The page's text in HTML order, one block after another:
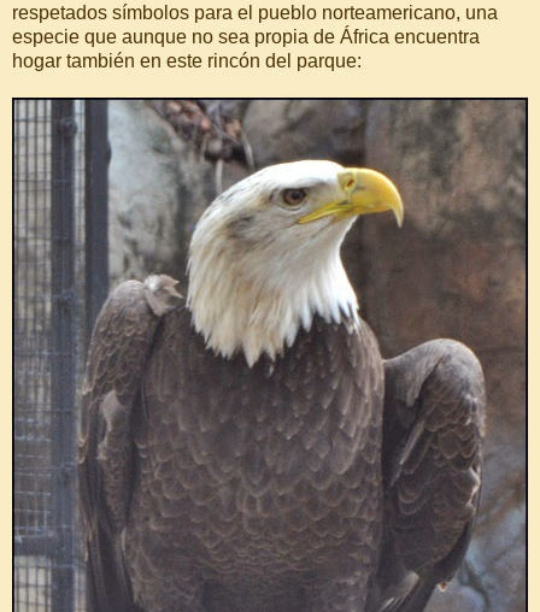
respetados símbolos para el pueblo norteamericano, una
especie que aunque no sea propia de África encuentra
hogar también en este rincón del parque: